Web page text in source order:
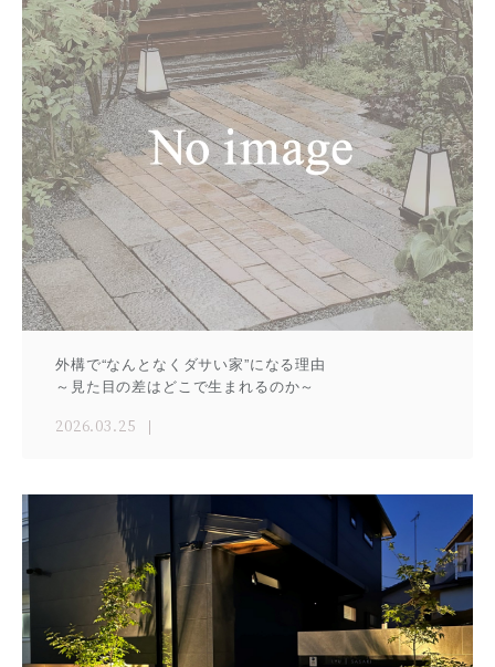
外構で“なんとなくダサい家”になる理由
～見た目の差はどこで生まれるのか～
2026.03.25